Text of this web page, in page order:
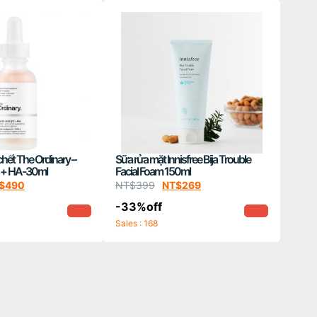
The Ordinary –
HA-30ml
490
Sữa rửa mặt Innisfree Bija Trouble
Facial Foam 150ml
NT$399 NT$269
-33%off
Sales : 168